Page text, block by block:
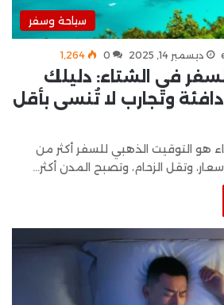
سياحة وسفر
ديسمبر 14, 2025 0 1٬264
في الشتاء: دليلك
وتجارب لا تُنسى بأقل
هو التوقيت الذهبي للسفر أكثر من
وتقل الزحام، وتصبح المدن أكثر…